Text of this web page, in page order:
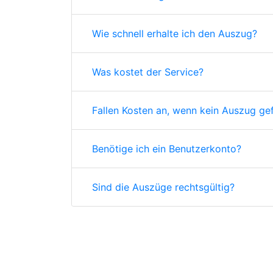
Wie schnell erhalte ich den Auszug?
Was kostet der Service?
Fallen Kosten an, wenn kein Auszug
Benötige ich ein Benutzerkonto?
Sind die Auszüge rechtsgültig?